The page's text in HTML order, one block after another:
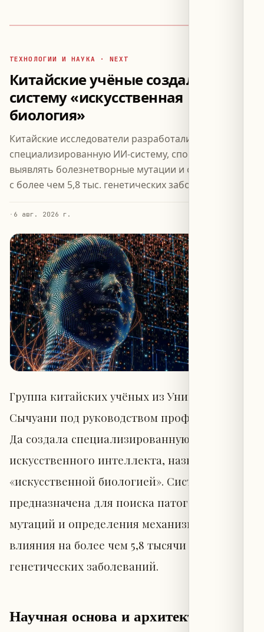
ТЕХНОЛОГИИ И НАУКА · NEXT
Китайские учёные создали ИИ-
систему «искусственная
биология»
Китайские исследователи разработали
специализированную ИИ-систему, способную
выявлять болезнетворные мутации и связывать их
с более чем 5,8 тыс. генетических заболеваний.
· 6 авг. 2026 г.
Группа китайских учёных из Университета
Сычуани под руководством профессора Цзя
Да создала специализированную систему
искусственного интеллекта, названную
«искусственной биологией». Система
предназначена для поиска патогенных
мутаций и определения механизмов их
влияния на более чем 5,8 тысячи
генетических заболеваний.
Научная основа и архитектура